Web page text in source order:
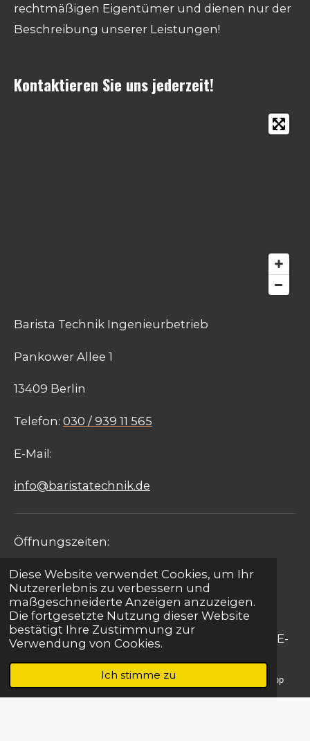
Diese Website verwendet Cookies, um Ihr
Nutzererlebnis zu verbessern und
maßgeschneiderte Anzeigen anzuzeigen.
Die fortgesetzte Nutzung dieser Website
bestätigt Ihre Zustimmung zur
Verwendung von Cookies.
Ich stimme zu
rechtmäßigen Eigentümer und dienen nur der
Beschreibung unserer Leistungen!
Kontaktieren Sie uns jederzeit!
Barista Technik Ingenieurbetrieb
Pankower Allee 1
13409 Berlin
Telefon: 030 / 939 11 565
E-Mail:
info@baristatechnik.de
Öffnungszeiten:
Montag - Freitag: 09:00 - 17:00 Uhr
Samstag: 09:00 - 15:00 Uhr
Sonntag: Notfallservice für Gastronomie per E-
Mail
Kontakt|Impressum| Barista Design
Telefon WhatsApp